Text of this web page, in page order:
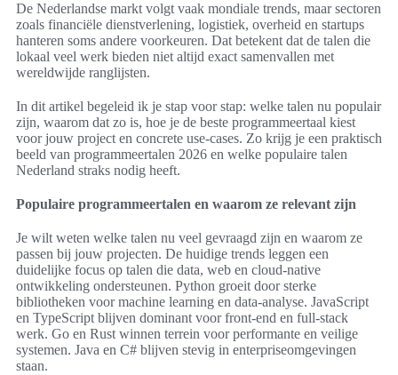
De Nederlandse markt volgt vaak mondiale trends, maar sectoren
zoals financiële dienstverlening, logistiek, overheid en startups
hanteren soms andere voorkeuren. Dat betekent dat de talen die
lokaal veel werk bieden niet altijd exact samenvallen met
wereldwijde ranglijsten.
In dit artikel begeleid ik je stap voor stap: welke talen nu populair
zijn, waarom dat zo is, hoe je de beste programmeertaal kiest
voor jouw project en concrete use-cases. Zo krijg je een praktisch
beeld van programmeertalen 2026 en welke populaire talen
Nederland straks nodig heeft.
Populaire programmeertalen en waarom ze relevant zijn
Je wilt weten welke talen nu veel gevraagd zijn en waarom ze
passen bij jouw projecten. De huidige trends leggen een
duidelijke focus op talen die data, web en cloud-native
ontwikkeling ondersteunen. Python groeit door sterke
bibliotheken voor machine learning en data-analyse. JavaScript
en TypeScript blijven dominant voor front-end en full-stack
werk. Go en Rust winnen terrein voor performante en veilige
systemen. Java en C# blijven stevig in enterpriseomgevingen
staan.